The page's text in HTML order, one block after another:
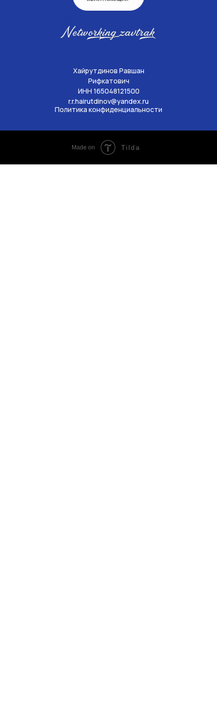
Хайрутдинов Равшан
Рифкатович
ИНН 165048121500
r.r.hairutdinov@yandex.ru
Политика конфиденциальности
Made on Tilda